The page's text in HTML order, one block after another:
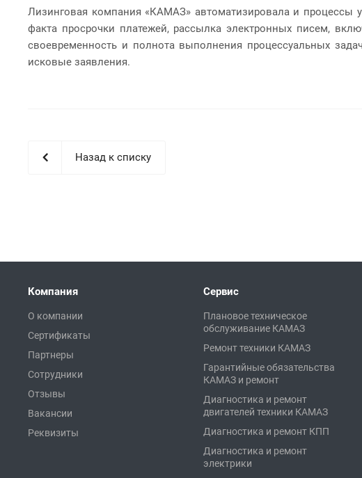
Лизинговая компания «КАМАЗ» автоматизировала и процессы
факта просрочки платежей, рассылка электронных писем,
своевременность и полнота выполнения процессуальных
исковые заявления.
Назад к списку
Компания
О компании
Сертификаты
Партнеры
Сотрудники
Отзывы
Вакансии
Реквизиты
Сервис
Плановое техническое
обслуживание КАМАЗ
Ремонт техники КАМАЗ
Гарантийные обязательства
КАМАЗ и ремонт
Диагностика и ремонт
двигателей техники КАМАЗ
Диагностика и ремонт КПП
Диагностика и ремонт
электрики